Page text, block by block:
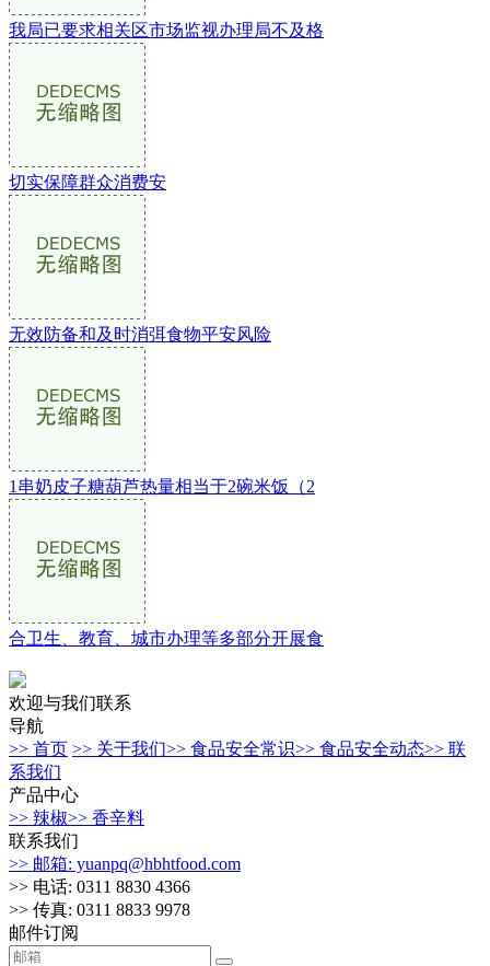
我局已要求相关区市场监视办理局不及格
切实保障群众消费安
无效防备和及时消弭食物平安风险
1串奶皮子糖葫芦热量相当于2碗米饭（2
合卫生、教育、城市办理等多部分开展食
欢迎与我们联系
导航
>> 首页 >> 关于我们>> 食品安全常识>> 食品安全动态>> 联
系我们
产品中心
>> 辣椒>> 香辛料
联系我们
>> 邮箱: yuanpq@hbhtfood.com
>> 电话: 0311 8830 4366
>> 传真: 0311 8833 9978
邮件订阅